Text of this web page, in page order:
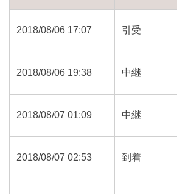
2018/08/06 17:07 引受
2018/08/06 19:38 中継
2018/08/07 01:09 中継
2018/08/07 02:53 到着